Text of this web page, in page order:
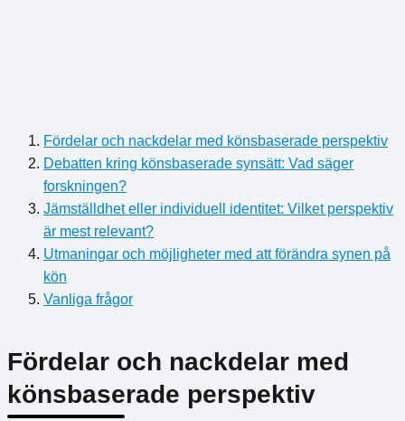
Fördelar och nackdelar med könsbaserade perspektiv
Debatten kring könsbaserade synsätt: Vad säger
forskningen?
Jämställdhet eller individuell identitet: Vilket perspektiv
är mest relevant?
Utmaningar och möjligheter med att förändra synen på
kön
Vanliga frågor
Fördelar och nackdelar med
könsbaserade perspektiv